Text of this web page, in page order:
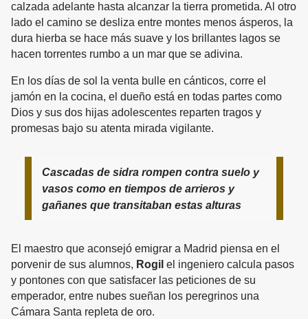
calzada adelante hasta alcanzar la tierra prometida. Al otro
lado el camino se desliza entre montes menos ásperos, la
dura hierba se hace más suave y los brillantes lagos se
hacen torrentes rumbo a un mar que se adivina.
En los días de sol la venta bulle en cánticos, corre el
jamón en la cocina, el dueño está en todas partes como
Dios y sus dos hijas adolescentes reparten tragos y
promesas bajo su atenta mirada vigilante.
Cascadas de sidra rompen contra suelo y
vasos como en tiempos de arrieros y
gañanes que transitaban estas alturas
El maestro que aconsejó emigrar a Madrid piensa en el
porvenir de sus alumnos, Rogil el ingeniero calcula pasos
y pontones con que satisfacer las peticiones de su
emperador, entre nubes sueñan los peregrinos una
Cámara Santa repleta de oro.